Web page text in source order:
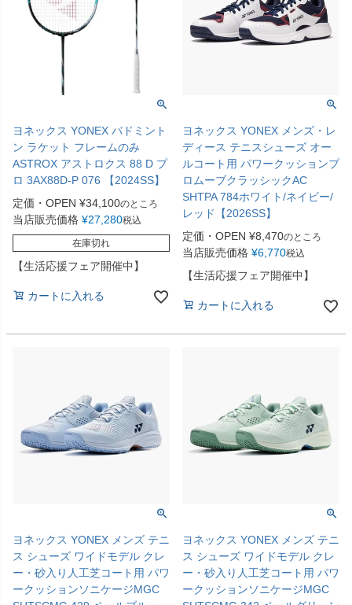
ヨネックス YONEX バドミント
ン ラケット フレームのみ
ASTROX アストロクス 88 D プ
ロ 3AX88D-P 076 【2024SS】
定価・OPEN ¥34,100のところ
当店販売価格 ¥27,280税込
在庫切れ
【生活応援フェア開催中】
カートに入れる
ヨネックス YONEX メンズ・レ
ディース テニスシューズ オー
ルコート用 パワークッションプ
ロムーブクラッシックAC
SHTPA 784ホワイト/ネイビー/
レッド【2026SS】
定価・OPEN ¥8,470のところ
当店販売価格 ¥6,770税込
【生活応援フェア開催中】
カートに入れる
ヨネックス YONEX メンズ テニ
ス シューズ ワイドモデル クレ
ー・砂入り人工芝コート用 パワ
ークッションソニケージMGC
ヨネックス YONEX メンズ テニ
ス シューズ ワイドモデル クレ
ー・砂入り人工芝コート用 パワ
ークッションソニケージMGC